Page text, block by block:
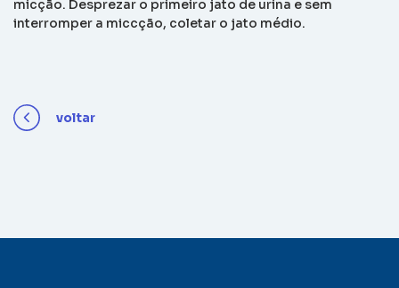
micção. Desprezar o primeiro jato de urina e sem
interromper a miccção, coletar o jato médio.
voltar